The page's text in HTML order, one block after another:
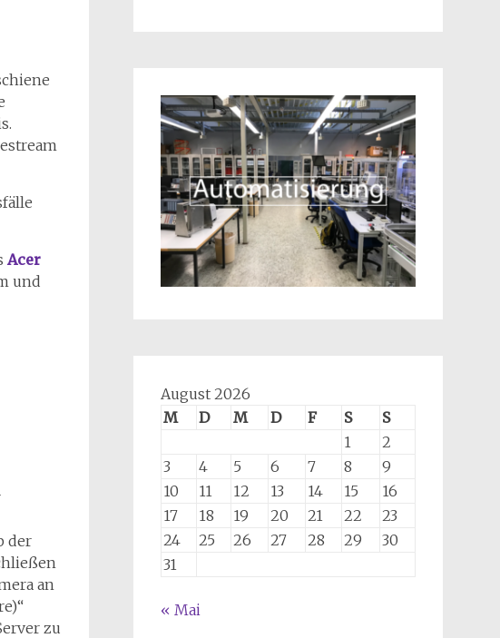
Acer
und
der
an
zu
August 2026
M
D M D F S
S
1
2
3
4 5 6 7 8
9
10
11 12 13 14 15
16
17
18 19 20 21 22
23
24
25 26 27 28 29
30
31
« Mai